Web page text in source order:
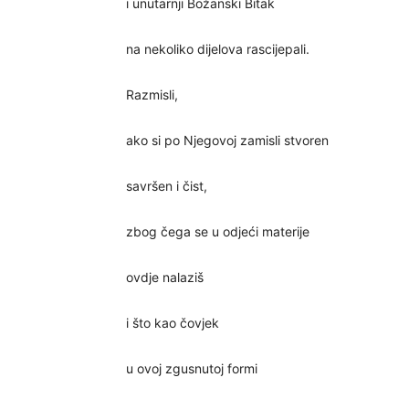
i unutarnji Božanski Bitak
na nekoliko dijelova rascijepali.
Razmisli,
ako si po Njegovoj zamisli stvoren
savršen i čist,
zbog čega se u odjeći materije
ovdje nalaziš
i što kao čovjek
u ovoj zgusnutoj formi